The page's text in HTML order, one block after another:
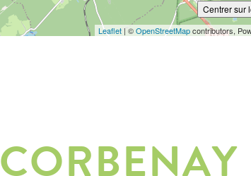
Centrer sur
Leaflet | ©OpenStreetMapcontributors,
CORBENAY